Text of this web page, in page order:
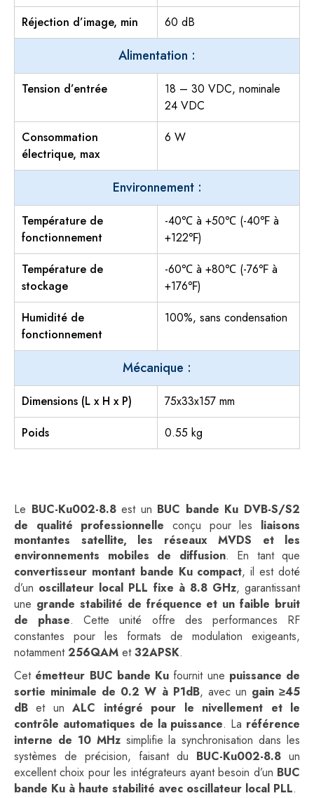
Réjection d’image, min 60 dB
Alimentation :
Tension d’entrée
18 – 30 VDC, nominale
24 VDC
Consommation
électrique, max
6 W
Environnement :
Température de
fonctionnement
-40℃ à +50℃ (-40℉ à
+122℉)
Température de
stockage
-60℃ à +80℃ (-76℉ à
+176℉)
Humidité de
fonctionnement
100%, sans condensation
Mécanique :
Dimensions (L x H x P)
75x33x157 mm
Poids
0.55 kg
Le BUC-Ku002-8.8est un BUC bande Ku DVB-S/S2
de qualité professionnelle conçu pour les liaisons
montantes satellite, les réseaux MVDS et les
environnements mobiles de diffusion. En tant que
convertisseur montant bande Ku compact, il est doté
d’un oscillateur local PLL fixe à 8.8 GHz, garantissant
une grande stabilité de fréquence et un faible bruit
de phase. Cette unité offre des performances RF
constantes pour les formats de modulation exigeants,
notamment256QAM et32APSK.
Cet émetteur BUC bande Ku fournit une puissance de
sortie minimale de 0.2 W à P1dB, avec un gain ≥45
dB et unALC intégré pour le nivellement et le
contrôle automatiques de la puissance. La référence
interne de 10 MHzsimplifie la synchronisation dans les
systèmes de précision, faisant du BUC-Ku002-8.8 un
excellent choix pour les intégrateurs ayant besoin d’un BUC
bande Ku à haute stabilité avec oscillateur local PLL.